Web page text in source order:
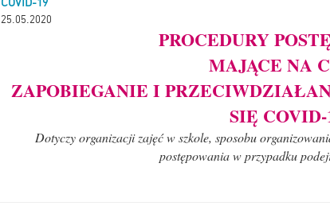
25.05.2020
PROCEDURY
MAJĄCE NA
ZAPOBIEGANIE I
SIĘ COVID-
Dotyczy organizacji zajęć w szkole, sposobu
postępowania w przypadku